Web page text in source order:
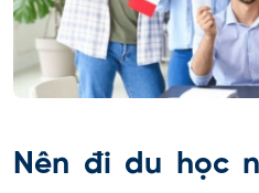
Nên đi du học